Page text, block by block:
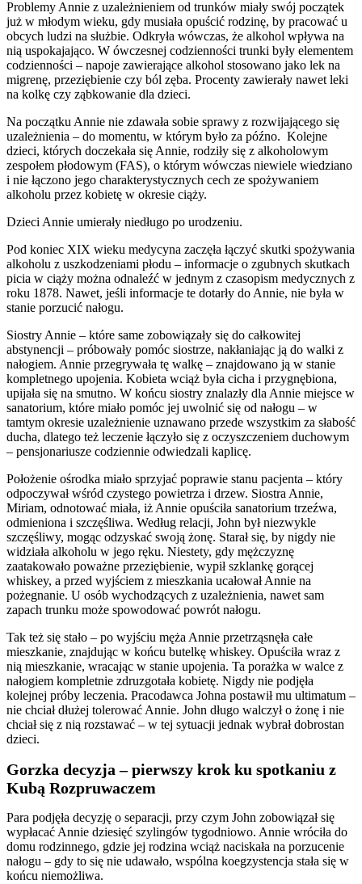
Problemy Annie z uzależnieniem od trunków miały swój początek
już w młodym wieku, gdy musiała opuścić rodzinę, by pracować u
obcych ludzi na służbie. Odkryła wówczas, że alkohol wpływa na
nią uspokajająco. W ówczesnej codzienności trunki były elementem
codzienności – napoje zawierające alkohol stosowano jako lek na
migrenę, przeziębienie czy ból zęba. Procenty zawierały nawet leki
na kolkę czy ząbkowanie dla dzieci.
Na początku Annie nie zdawała sobie sprawy z rozwijającego się
uzależnienia – do momentu, w którym było za późno. Kolejne
dzieci, których doczekała się Annie, rodziły się z alkoholowym
zespołem płodowym (FAS), o którym wówczas niewiele wiedziano
i nie łączono jego charakterystycznych cech ze spożywaniem
alkoholu przez kobietę w okresie ciąży.
Dzieci Annie umierały niedługo po urodzeniu.
Pod koniec XIX wieku medycyna zaczęła łączyć skutki spożywania
alkoholu z uszkodzeniami płodu – informacje o zgubnych skutkach
picia w ciąży można odnaleźć w jednym z czasopism medycznych z
roku 1878. Nawet, jeśli informacje te dotarły do Annie, nie była w
stanie porzucić nałogu.
Siostry Annie – które same zobowiązały się do całkowitej
abstynencji – próbowały pomóc siostrze, nakłaniając ją do walki z
nałogiem. Annie przegrywała tę walkę – znajdowano ją w stanie
kompletnego upojenia. Kobieta wciąż była cicha i przygnębiona,
upijała się na smutno. W końcu siostry znalazły dla Annie miejsce w
sanatorium, które miało pomóc jej uwolnić się od nałogu – w
tamtym okresie uzależnienie uznawano przede wszystkim za słabość
ducha, dlatego też leczenie łączyło się z oczyszczeniem duchowym
– pensjonariusze codziennie odwiedzali kaplicę.
Położenie ośrodka miało sprzyjać poprawie stanu pacjenta – który
odpoczywał wśród czystego powietrza i drzew. Siostra Annie,
Miriam, odnotować miała, iż Annie opuściła sanatorium trzeźwa,
odmieniona i szczęśliwa. Według relacji, John był niezwykle
szczęśliwy, mogąc odzyskać swoją żonę. Starał się, by nigdy nie
widziała alkoholu w jego ręku. Niestety, gdy mężczyznę
zaatakowało poważne przeziębienie, wypił szklankę gorącej
whiskey, a przed wyjściem z mieszkania ucałował Annie na
pożegnanie. U osób wychodzących z uzależnienia, nawet sam
zapach trunku może spowodować powrót nałogu.
Tak też się stało – po wyjściu męża Annie przetrząsnęła całe
mieszkanie, znajdując w końcu butelkę whiskey. Opuściła wraz z
nią mieszkanie, wracając w stanie upojenia. Ta porażka w walce z
nałogiem kompletnie zdruzgotała kobietę. Nigdy nie podjęła
kolejnej próby leczenia. Pracodawca Johna postawił mu ultimatum –
nie chciał dłużej tolerować Annie. John długo walczył o żonę i nie
chciał się z nią rozstawać – w tej sytuacji jednak wybrał dobrostan
dzieci.
Gorzka decyzja – pierwszy krok ku spotkaniu z
Kubą Rozpruwaczem
Para podjęła decyzję o separacji, przy czym John zobowiązał się
wypłacać Annie dziesięć szylingów tygodniowo. Annie wróciła do
domu rodzinnego, gdzie jej rodzina wciąż naciskała na porzucenie
nałogu – gdy to się nie udawało, wspólna koegzystencja stała się w
końcu niemożliwa.